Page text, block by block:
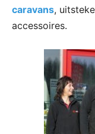
caravans,
accessoires.